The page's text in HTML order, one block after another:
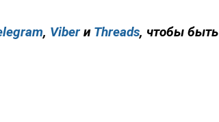
, Viber и Threads, чтобы быть